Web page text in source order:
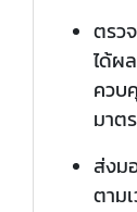
ตรว
ได้ผ
ควบ
มาต
ส่งม
ตาม